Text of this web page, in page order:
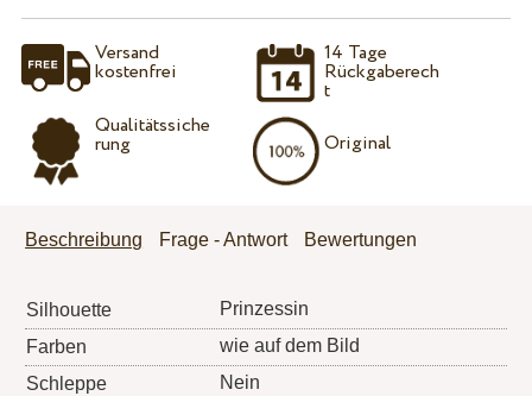
Versand
kostenfrei
Qualitätssiche
rung
14 Tage
Rückgaberech
t
Original
Beschreibung Frage - Antwort Bewertungen
Silhouette
Prinzessin
Farben
wie auf dem Bild
Schleppe
Nein